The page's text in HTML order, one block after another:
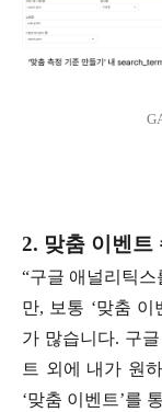
2. 맞춤 이벤트
“구글 애널리틱스
만, 보통 ‘맞춤 이
가 많습니다. 구
트 외에 내가 원
‘맞춤 이벤트’를